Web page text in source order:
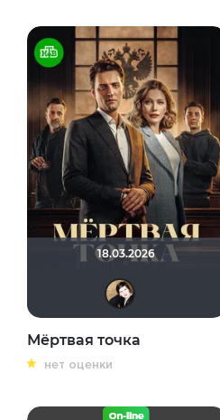
18.03.2026
Мёртвая точка
нет оценки